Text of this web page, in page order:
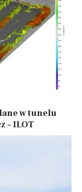
w tunelu
– ILOT